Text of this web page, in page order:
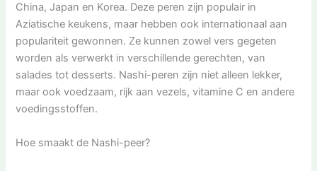
China, Japan en Korea. Deze peren zijn populair in
Aziatische keukens, maar hebben ook internationaal aan
populariteit gewonnen. Ze kunnen zowel vers gegeten
worden als verwerkt in verschillende gerechten, van
salades tot desserts. Nashi-peren zijn niet alleen lekker,
maar ook voedzaam, rijk aan vezels, vitamine C en andere
voedingsstoffen.
Hoe smaakt de Nashi-peer?